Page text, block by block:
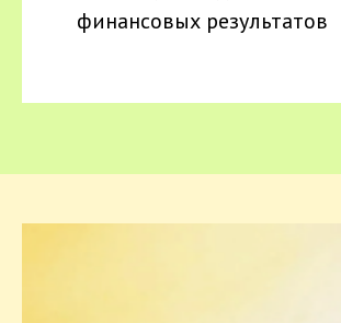
финансовых результатов